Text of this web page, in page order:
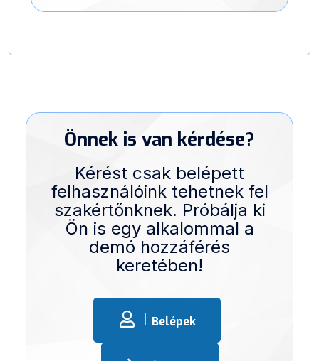
Önnek is van kérdése?
Kérést csak belépett
felhasználóink tehetnek fel
szakértőnknek. Próbálja ki
Ön is egy alkalommal a
demó hozzáférés
keretében!
Belépek